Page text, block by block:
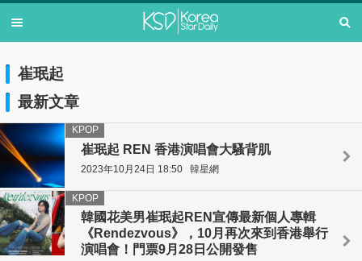
崔珉起
最新文章
崔珉起 REN 香港演唱會大騷背肌
KPOP
2023年10月24日 18:50 韓星網
韓國花美男崔珉起REN宣傳最新個人專輯
《Rendezvous》，10月再次來到香港舉行
演唱會！門票9月28日公開發售
KPOP